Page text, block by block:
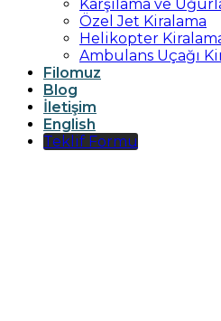
Karşılama ve
Özel Jet Kiralama
Helikopter
Ambulans Uçağı
Filomuz
Blog
İletişim
English
Teklif Formu